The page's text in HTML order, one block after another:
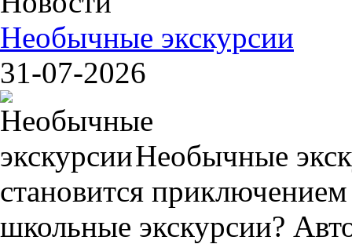
Необычные экскурсии
31-07-2026
Необычные
становится
школьные экскурсии?